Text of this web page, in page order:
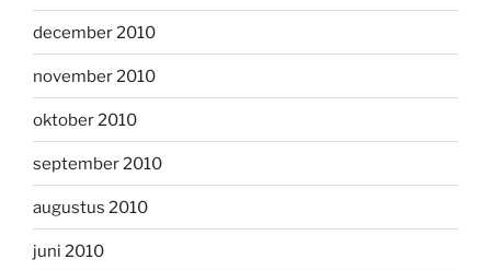
december 2010
november 2010
oktober 2010
september 2010
augustus 2010
juni 2010